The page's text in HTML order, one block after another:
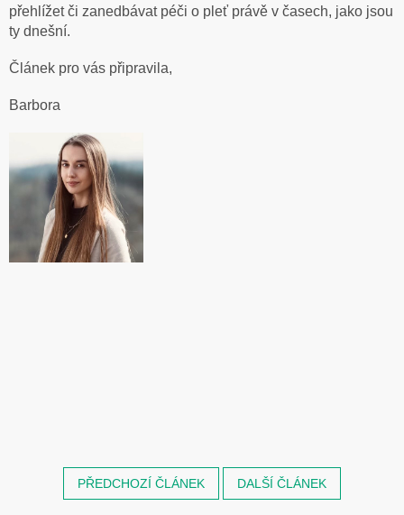
přehlížet či zanedbávat péči o pleť právě v časech, jako jsou
ty dnešní.
Článek pro vás připravila,
Barbora
PŘEDCHOZÍ ČLÁNEK DALŠÍ ČLÁNEK